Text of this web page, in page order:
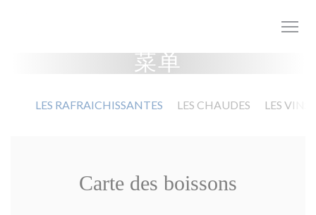
菜单
LES RAFRAICHISSANTES LES CHAUDES LES VINS
Carte des boissons